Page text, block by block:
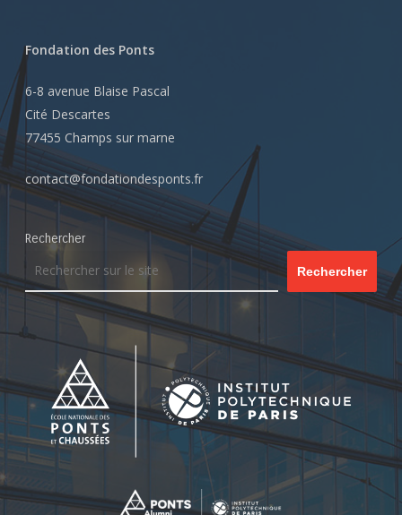
Fondation des Ponts
6-8 avenue Blaise Pascal
Cité Descartes
77455 Champs sur marne
contact@fondationdesponts.fr
Rechercher
Rechercher